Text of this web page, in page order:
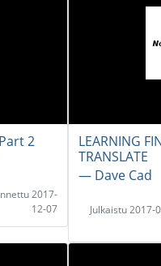
2
2017-
12-07
LEARNING
TRANSLATE
― Dave Cad
Julkaistu